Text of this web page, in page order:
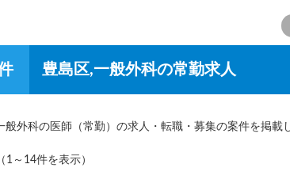
豊島区,一般外科の常勤求人
般外科の医師（常勤）の求人・転職・募集の案件を掲載
（1～14件を表示）